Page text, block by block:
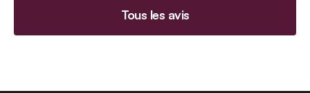
Tous les avis